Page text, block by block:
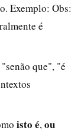
Exemplo: Obs:
é
que", "é
isto é, ou